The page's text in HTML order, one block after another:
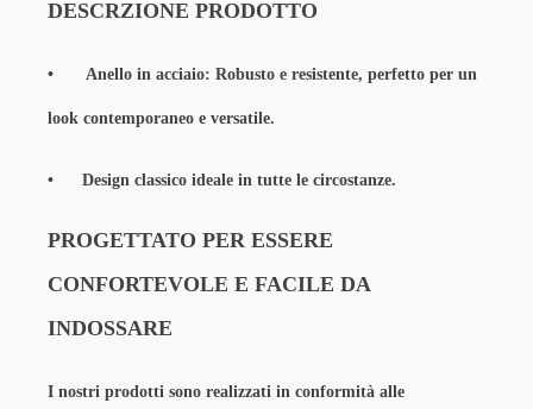
DESCRZIONE PRODOTTO
• Anello in acciaio: Robusto e resistente, perfetto per un
look contemporaneo e versatile.
• Design classico ideale in tutte le circostanze.
PROGETTATO PER ESSERE
CONFORTEVOLE E FACILE DA
INDOSSARE
I nostri prodotti sono realizzati in conformità alle